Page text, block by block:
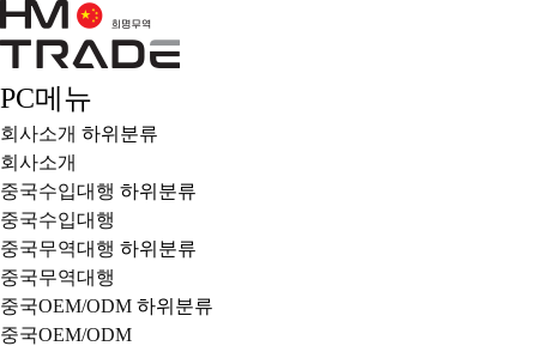
PC메뉴
회사소개 하위분류
회사소개
중국수입대행 하위분류
중국수입대행
중국무역대행 하위분류
중국무역대행
중국OEM/ODM 하위분류
중국OEM/ODM